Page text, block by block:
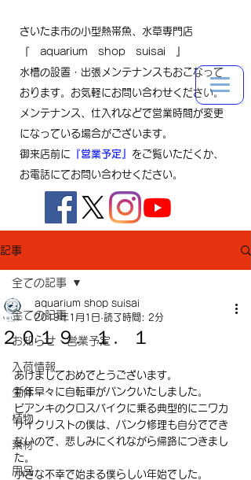
さいたま市の小型熱帯魚、水草専門店
『 aquarium shop suisai 』
水槽の設置・出張メンテナンスもおこなって
おります。お気軽にお問い合わせください。
メンテナンス、仕入れなどで営業時間が変更
になっている場合がございます。
御来店前に 『営業予定』 をご覧いただくか、
お電話にてお問い合わせください。
記事
全ての記事
お知らせ・営業予定
入荷情報
生体
植物
素材
用品
全ての記事
２０１９．１．１
aquarium shop suisai
2019年1月1日 読了時間: 2分
あけましておめでとうございます。
新年早々に自転車がパンクいたしました。
ビアンキのクロスバイクに乗る典型的にニワカ
サイクリストの僕は、パンク修理も自分ででき
ないので、悲しみにくれながら帰路につきまし
た。
小さな不幸で始まる僕らしい年始でした。